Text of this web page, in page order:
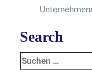
Search